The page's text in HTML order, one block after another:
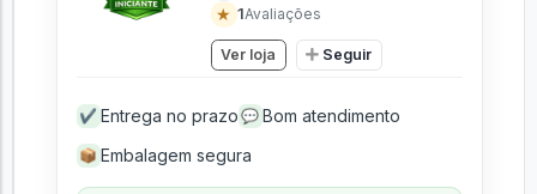
★ 1Avaliações
Ver loja Seguir
✔ Entrega no prazo 💬 Bom atendimento
📦 Embalagem segura